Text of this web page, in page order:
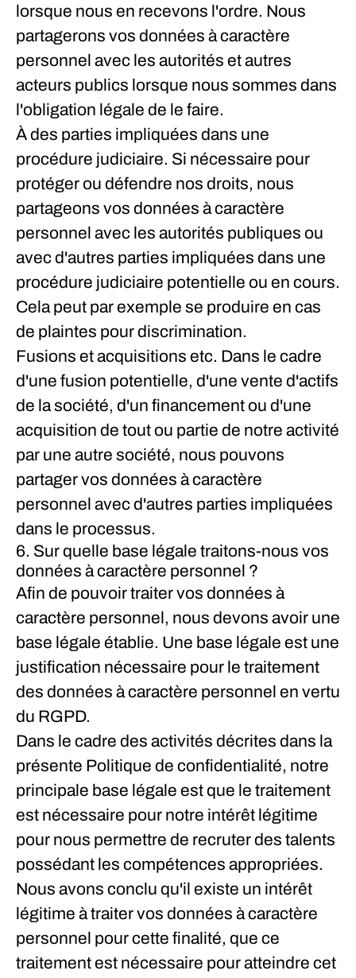
lorsque nous en recevons l'ordre. Nous
partagerons vos données à caractère
personnel avec les autorités et autres
acteurs publics lorsque nous sommes dans
l'obligation légale de le faire.
À des parties impliquées dans une
procédure judiciaire. Si nécessaire pour
protéger ou défendre nos droits, nous
partageons vos données à caractère
personnel avec les autorités publiques ou
avec d'autres parties impliquées dans une
procédure judiciaire potentielle ou en cours.
Cela peut par exemple se produire en cas
de plaintes pour discrimination.
Fusions et acquisitions etc. Dans le cadre
d'une fusion potentielle, d'une vente d'actifs
de la société, d'un financement ou d'une
acquisition de tout ou partie de notre activité
par une autre société, nous pouvons
partager vos données à caractère
personnel avec d'autres parties impliquées
dans le processus.
6. Sur quelle base légale traitons-nous vos
données à caractère personnel ?
Afin de pouvoir traiter vos données à
caractère personnel, nous devons avoir une
base légale établie. Une base légale est une
justification nécessaire pour le traitement
des données à caractère personnel en vertu
du RGPD.
Dans le cadre des activités décrites dans la
présente Politique de confidentialité, notre
principale base légale est que le traitement
est nécessaire pour notre intérêt légitime
pour nous permettre de recruter des talents
possédant les compétences appropriées.
Nous avons conclu qu'il existe un intérêt
légitime à traiter vos données à caractère
personnel pour cette finalité, que ce
traitement est nécessaire pour atteindre cet